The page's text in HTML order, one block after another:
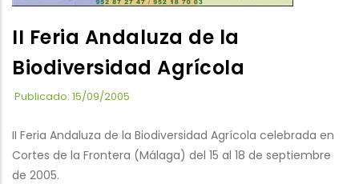
II Feria Andaluza de la
Biodiversidad Agrícola
Publicado: 15/09/2005
II Feria Andaluza de la Biodiversidad Agrícola celebrada en
Cortes de la Frontera (Málaga) del 15 al 18 de septiembre
de 2005.